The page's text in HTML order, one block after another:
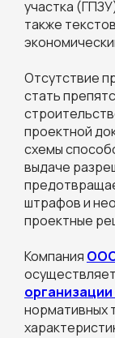
участка
также
Отсутствие
стать
проектной
схемы
выдаче
штрафов и
проектные
Компания
осуществляет
нормативных